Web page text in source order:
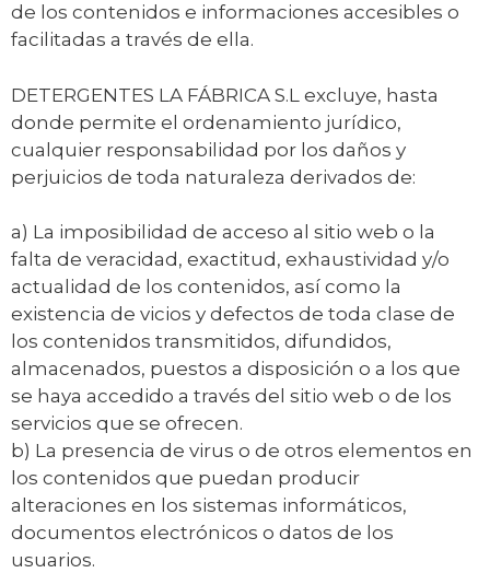
de los contenidos e informaciones accesibles o
facilitadas a través de ella.
DETERGENTES LA FÁBRICA S.L excluye, hasta
donde permite el ordenamiento jurídico,
cualquier responsabilidad por los daños y
perjuicios de toda naturaleza derivados de:
a) La imposibilidad de acceso al sitio web o la
falta de veracidad, exactitud, exhaustividad y/o
actualidad de los contenidos, así como la
existencia de vicios y defectos de toda clase de
los contenidos transmitidos, difundidos,
almacenados, puestos a disposición o a los que
se haya accedido a través del sitio web o de los
servicios que se ofrecen.
b) La presencia de virus o de otros elementos en
los contenidos que puedan producir
alteraciones en los sistemas informáticos,
documentos electrónicos o datos de los
usuarios.